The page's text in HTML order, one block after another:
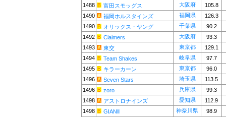
1488
富田スモッグス 大阪府
105.8
1490
福岡ホルスタインズ 福岡県
126.3
1490
オリックス・ヤング 千葉県
90.2
1492
Claimers 大阪府
93.3
1493
東交 東京都
129.1
1494
Team Shakes 岐阜県
97.7
1495
キラーカーン 東京都
96.0
1496
Seven Stars 埼玉県
113.5
1496
zoro 兵庫県
99.3
1498
アストロナインズ 愛知県
112.9
1498
GIANⅡ 神奈川県 98.9